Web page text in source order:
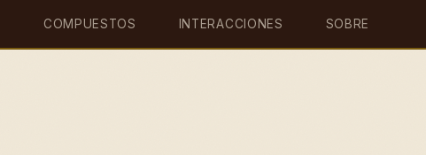
COMPUESTOS INTERACCIONES SOBRE